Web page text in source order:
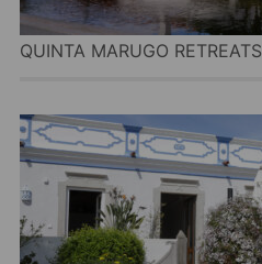
QUINTA MARUGO RETREATS